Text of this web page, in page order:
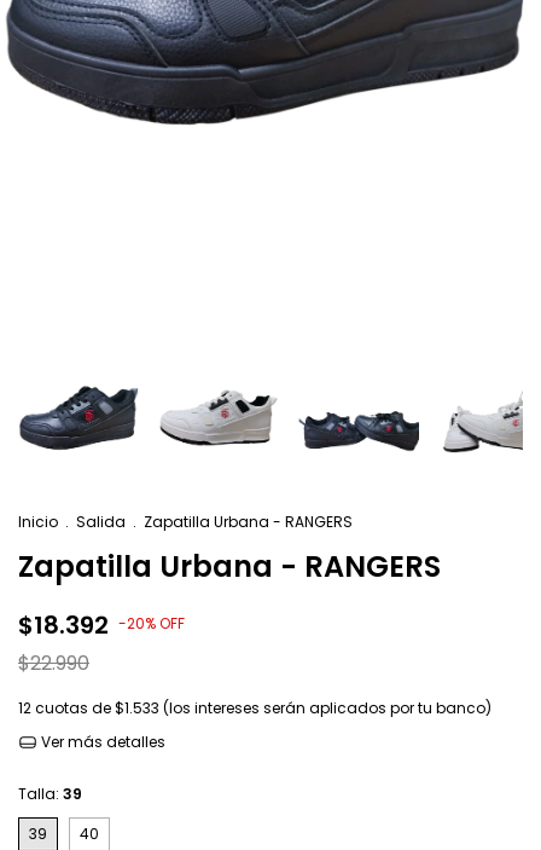
Inicio . Salida . Zapatilla Urbana - RANGERS
Zapatilla Urbana - RANGERS
$18.392 -20%OFF
$22.990
12cuotas de$1.533 (los intereses serán aplicados por tu banco)
Ver más detalles
Talla: 39
39
40